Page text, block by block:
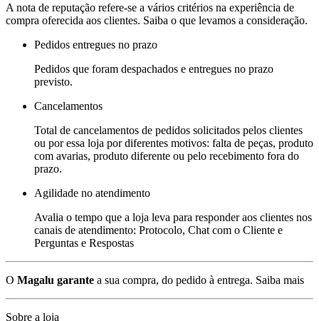
A nota de reputação refere-se a vários critérios na experiência de
compra oferecida aos clientes. Saiba o que levamos a consideração.
Pedidos entregues no prazo
Pedidos que foram despachados e entregues no prazo
previsto.
Cancelamentos
Total de cancelamentos de pedidos solicitados pelos clientes
ou por essa loja por diferentes motivos: falta de peças, produto
com avarias, produto diferente ou pelo recebimento fora do
prazo.
Agilidade no atendimento
Avalia o tempo que a loja leva para responder aos clientes nos
canais de atendimento: Protocolo, Chat com o Cliente e
Perguntas e Respostas
O Magalu garante a sua compra, do pedido à entrega. Saiba mais
Sobre a loja